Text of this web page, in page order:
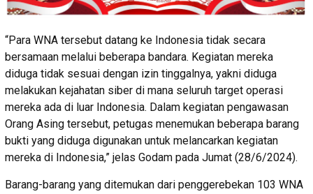
“Para WNA tersebut datang ke Indonesia tidak secara
bersamaan melalui beberapa bandara. Kegiatan mereka
diduga tidak sesuai dengan izin tinggalnya, yakni diduga
melakukan kejahatan siber di mana seluruh target operasi
mereka ada di luar Indonesia. Dalam kegiatan pengawasan
Orang Asing tersebut, petugas menemukan beberapa barang
bukti yang diduga digunakan untuk melancarkan kegiatan
mereka di Indonesia,” jelas Godam pada Jumat (28/6/2024).
Barang-barang yang ditemukan dari penggerebekan 103 WNA